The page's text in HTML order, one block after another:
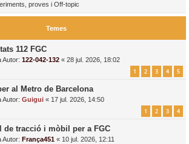
proves i Off-topic
Temes
112 FGC
Autor: 122-042-132 « 28 jul. 2026, 18:02
1 2 3 4 5
al Metro de Barcelona
Autor: Guigui « 17 jul. 2026, 14:50
1 2 3 4
de tracció i mòbil per a FGC
Autor: França451 « 10 jul. 2026, 12:11